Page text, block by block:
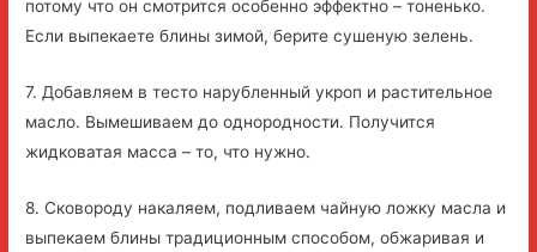
потому что он смотрится особенно эффектно – тоненько.
Если выпекаете блины зимой, берите сушеную зелень.
7. Добавляем в тесто нарубленный укроп и растительное
масло. Вымешиваем до однородности. Получится
жидковатая масса – то, что нужно.
8. Сковороду накаляем, подливаем чайную ложку масла и
выпекаем блины традиционным способом, обжаривая и